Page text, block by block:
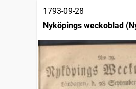
1793-09-28
Nyköpings weckoblad